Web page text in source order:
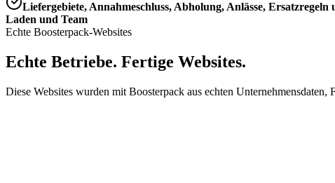
Liefergebiete, Annahmeschluss, Abholung, Anlässe, Ersatzregeln
Laden und Team
Echte Boosterpack-Websites
Echte Betriebe. Fertige Websites.
Diese Websites wurden mit Boosterpack aus echten